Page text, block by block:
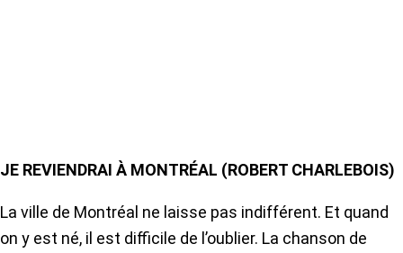
JE REVIENDRAI À MONTRÉAL (ROBERT CHARLEBOIS)
La ville de Montréal ne laisse pas indifférent. Et quand
on y est né, il est difficile de l’oublier. La chanson de